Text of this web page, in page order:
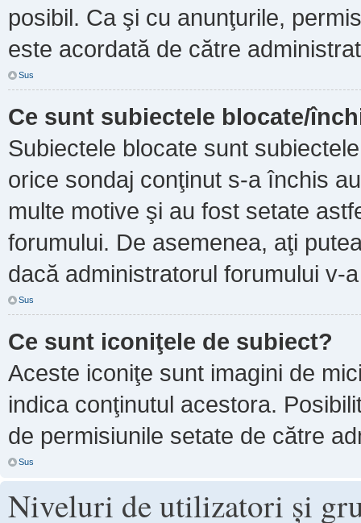
posibil. Ca şi cu anunţurile,
este acordată de către
Sus
Ce sunt subiectele blocate/
Subiectele blocate sunt
orice sondaj conţinut s-a închis
multe motive şi au fost setate
forumului. De asemenea, aţi
dacă administratorul forumului v-
Sus
Ce sunt iconiţele de subiect?
Aceste iconiţe sunt imagini de
indica conţinutul acestora.
de permisiunile setate de către
Sus
Niveluri de utilizatori şi